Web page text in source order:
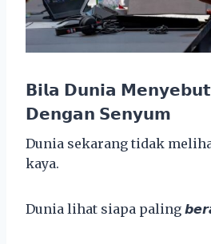
𝗕𝗶𝗹𝗮 𝗗𝘂𝗻𝗶𝗮
𝗗𝗲𝗻𝗴𝗮𝗻 𝗦𝗲𝗻𝘆𝘂𝗺
Dunia sekarang tidak
kaya.
Dunia lihat siapa paling